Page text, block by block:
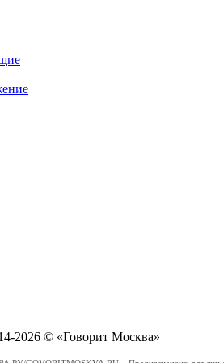
2026 © «Говорит Москва»